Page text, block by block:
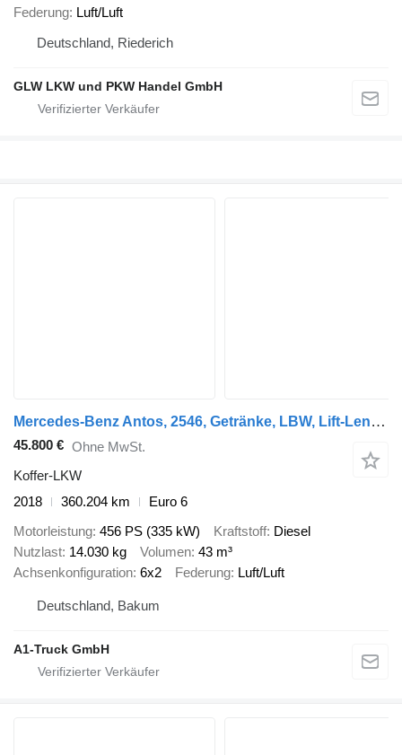
Federung Luft/Luft
Deutschland, Riederich
GLW LKW und PKW Handel GmbH
Mercedes-Benz Antos, 2546, Getränke, LBW, Lift-Lenkachse
45.800 € Ohne MwSt.
Koffer-LKW
2018
360.204 km
Euro 6
Motorleistung 456 PS (335 kW) Kraftstoff Diesel
Nutzlast 14.030 kg Volumen 43 m³
Achsenkonfiguration 6x2 Federung Luft/Luft
Deutschland, Bakum
A1-Truck GmbH